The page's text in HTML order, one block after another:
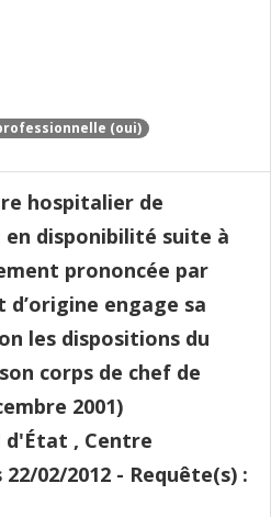
(oui)
hospitalier de
disponibilité suite à
prononcée par
engage sa
les dispositions du
corps de chef de
2001)
d'État , Centre
02/2012 - Requête(s) :